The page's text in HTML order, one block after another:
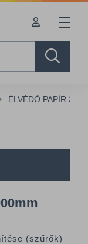
ÉLVÉDÕ PAPÍR 35/
(szűrők)